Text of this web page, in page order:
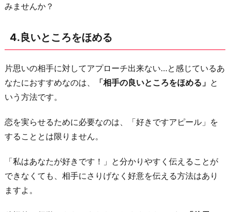
みませんか？
4.良いところをほめる
片思いの相手に対してアプローチ出来ない…と感じているあ
なたにおすすめなのは、
「相手の良いところをほめる」 と
いう方法です。
恋を実らせるために必要なのは、「好きですアピール」を
することとは限りません。
「私はあなたが好きです！」と分かりやすく伝えることが
できなくても、相手にさりげなく好意を伝える方法はあり
ますよ。